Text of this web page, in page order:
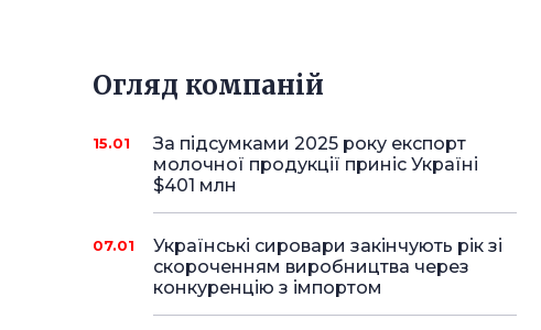
Огляд компаній
15.01
За підсумками 2025 року експорт
молочної продукції приніс Україні
$401 млн
07.01
Українські сировари закінчують рік зі
скороченням виробництва через
конкуренцію з імпортом